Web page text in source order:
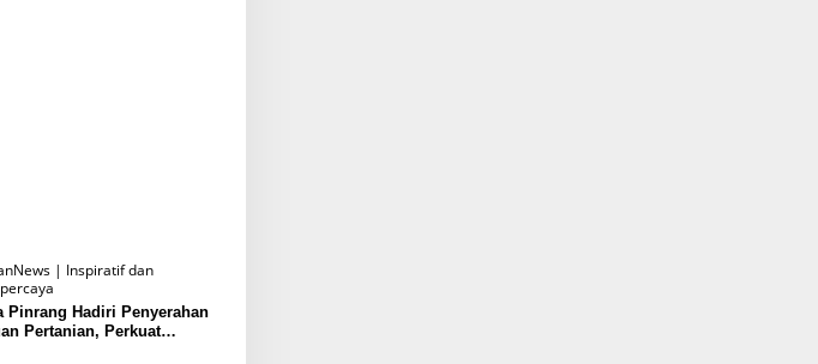
Pinrang Hadiri Penyerahan
Pertanian, Perkuat